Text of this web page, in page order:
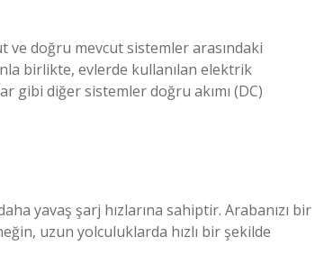
ve doğru mevcut sistemler arasındaki
birlikte, evlerde kullanılan elektrik
gibi diğer sistemler doğru akımı (DC)
yavaş şarj hızlarına sahiptir. Arabanızı bir
uzun yolculuklarda hızlı bir şekilde